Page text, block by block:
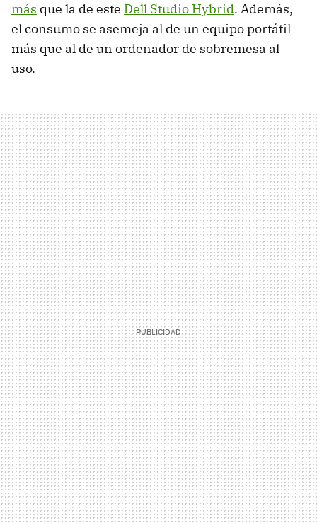
más que la de este Dell Studio Hybrid. Además,
el consumo se asemeja al de un equipo portátil
más que al de un ordenador de sobremesa al
uso.